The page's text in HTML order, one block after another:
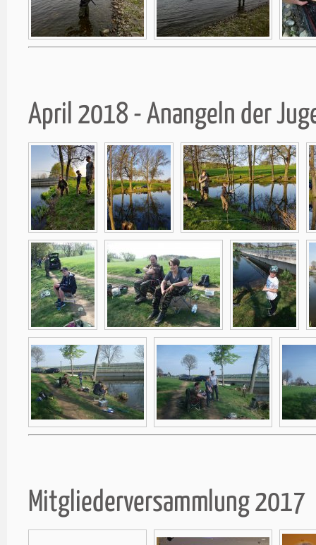
April 2018 - Anangeln der
Mitgliederversammlung 2017